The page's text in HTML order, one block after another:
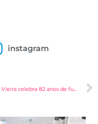
instagram
Ana Vieira celebra 82 anos de fundação